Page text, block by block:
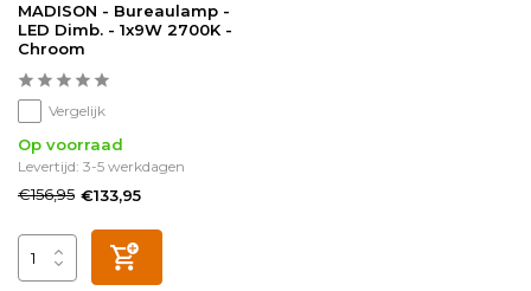
MADISON - Bureaulamp -
LED Dimb. - 1x9W 2700K -
Chroom
Vergelijk
Op voorraad
Levertijd: 3-5 werkdagen
€156,95 €133,95